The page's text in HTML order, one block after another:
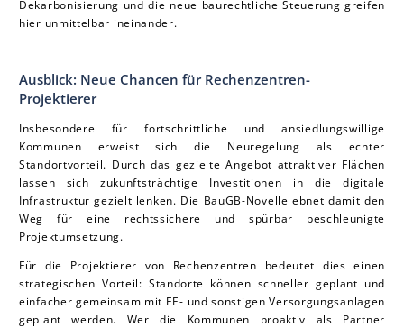
Dekarbonisierung und die neue baurechtliche Steuerung greifen
hier unmittelbar ineinander.
Ausblick: Neue Chancen für Rechenzentren-
Projektierer
Insbesondere für fortschrittliche und ansiedlungswillige
Kommunen erweist sich die Neuregelung als echter
Standortvorteil. Durch das gezielte Angebot attraktiver Flächen
lassen sich zukunftsträchtige Investitionen in die digitale
Infrastruktur gezielt lenken. Die BauGB-Novelle ebnet damit den
Weg für eine rechtssichere und spürbar beschleunigte
Projektumsetzung.
Für die Projektierer von Rechenzentren bedeutet dies einen
strategischen Vorteil: Standorte können schneller geplant und
einfacher gemeinsam mit EE- und sonstigen Versorgungsanlagen
geplant werden. Wer die Kommunen proaktiv als Partner